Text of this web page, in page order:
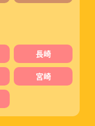
長崎
宮崎